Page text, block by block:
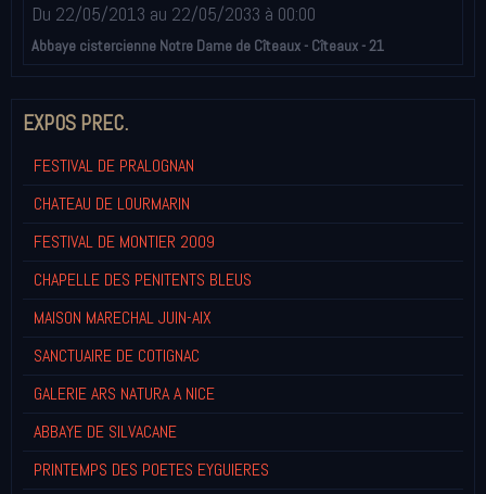
Du 22/05/2013 au 22/05/2033 à 00:00
Abbaye cistercienne Notre Dame de Cîteaux - Cîteaux - 21
EXPOS PREC.
FESTIVAL DE PRALOGNAN
CHATEAU DE LOURMARIN
FESTIVAL DE MONTIER 2009
CHAPELLE DES PENITENTS BLEUS
MAISON MARECHAL JUIN-AIX
SANCTUAIRE DE COTIGNAC
GALERIE ARS NATURA A NICE
ABBAYE DE SILVACANE
PRINTEMPS DES POETES EYGUIERES